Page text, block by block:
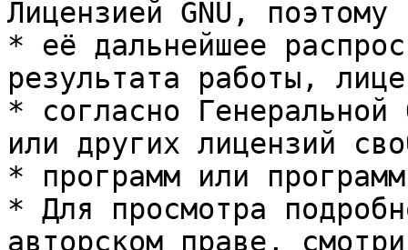
Лицензией GNU, поэтому
* её дальнейшее
результата работы,
* согласно Генеральной
или других лицензий
* программ или
* Для просмотра
авторском праве,